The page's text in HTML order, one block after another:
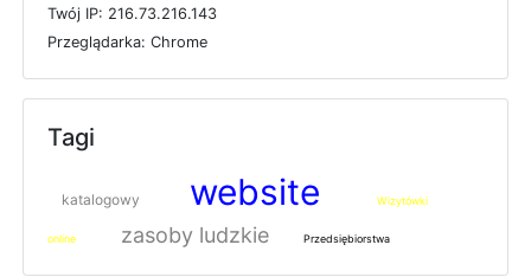
Twój IP: 216.73.216.143
Przeglądarka: Chrome
Tagi
katalogowy website Wizytówki
online zasoby ludzkie Przedsiębiorstwa